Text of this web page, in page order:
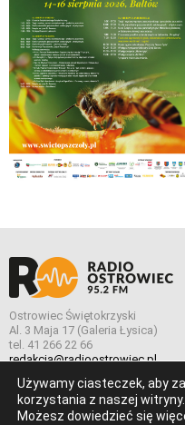
Ostrowiec Świętokrzyski
Al. 3 Maja 17 (Galeria Łysica)
tel. 41 266 22 66
redakcja@radioostrowiec.pl
© Wszelkie prawa
Używamy ciasteczek, aby
korzystania z naszej witryny.
Możesz dowiedzieć się